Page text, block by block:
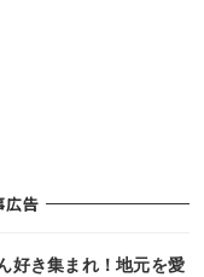
広告
好き集まれ！地元を愛